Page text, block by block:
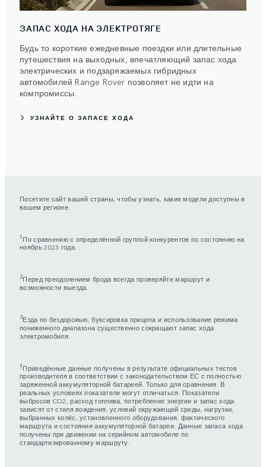
ЗАПАС ХОДА НА ЭЛЕКТРОТЯГЕ
Будь то короткие ежедневные поездки или длительные
путешествия на выходных, впечатляющий запас хода
электрических и подзаряжаемых гибридных
автомобилей Range Rover позволяет не идти на
компромиссы.
УЗНАЙТЕ О ЗАПАСЕ ХОДА
Посетите сайт вашей страны, чтобы узнать, какие модели доступны в
вашем регионе.
1 По сравнению с определённой группой конкурентов по состоянию на
ноябрь 2023 года.
2Перед преодолением брода всегда проверяйте маршрут и
возможности выезда.
3Езда по бездорожью, буксировка прицепа и использование режима
пониженного диапазона существенно сокращают запас хода
электромобиля.
†Приведённые данные получены в результате официальных тестов
производителя в соответствии с законодательством ЕС с полностью
заряженной аккумуляторной батареей. Только для сравнения. В
реальных условиях показатели могут отличаться. Показатели
выбросов CO2, расход топлива, потребление энергии и запас хода
зависят от стиля вождения, условий окружающей среды, нагрузки,
выбранных колёс, установленного оборудования, фактического
маршрута и состояния аккумуляторной батареи. Данные запаса хода
получены при движении на серийном автомобиле по
стандартизированному маршруту.